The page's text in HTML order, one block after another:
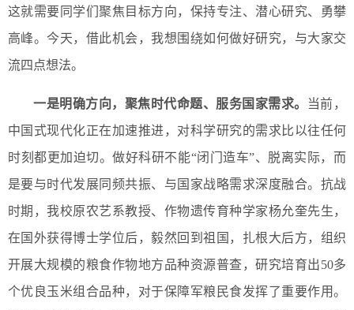
这就需要同学们聚焦目标方向，保持专注、潜心研究、勇攀
高峰。今天，借此机会，我想围绕如何做好研究，与大家交
流四点想法。
一是明确方向，聚焦时代命题、服务国家需求。
当前，
中国式现代化正在加速推进，对科学研究的需求比以往任何
时刻都更加迫切。做好科研不能“闭门造车”、脱离实际，而
是要与时代发展同频共振、与国家战略需求深度融合。抗战
时期，我校原农艺系教授、作物遗传育种学家杨允奎先生，
在国外获得博士学位后，毅然回到祖国，扎根大后方，组织
开展大规模的粮食作物地方品种资源普查，研究培育出50多
个优良玉米组合品种，对于保障军粮民食发挥了重要作用。